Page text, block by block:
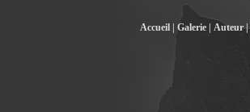
Accueil |
Galerie | Auteur |